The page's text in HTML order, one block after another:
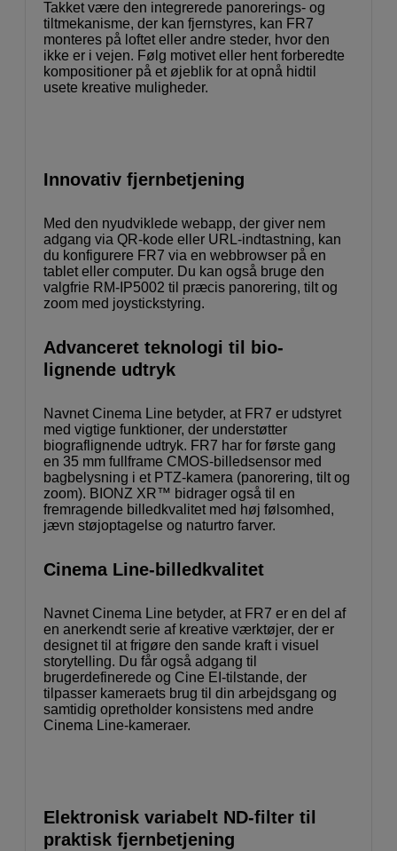
Takket være den integrerede panorerings- og
tiltmekanisme, der kan fjernstyres, kan FR7
monteres på loftet eller andre steder, hvor den
ikke er i vejen. Følg motivet eller hent forberedte
kompositioner på et øjeblik for at opnå hidtil
usete kreative muligheder.
Innovativ fjernbetjening
Med den nyudviklede webapp, der giver nem
adgang via QR-kode eller URL-indtastning, kan
du konfigurere FR7 via en webbrowser på en
tablet eller computer. Du kan også bruge den
valgfrie RM-IP5002 til præcis panorering, tilt og
zoom med joystickstyring.
Advanceret teknologi til bio-
lignende udtryk
Navnet Cinema Line betyder, at FR7 er udstyret
med vigtige funktioner, der understøtter
biograflignende udtryk. FR7 har for første gang
en 35 mm fullframe CMOS-billedsensor med
bagbelysning i et PTZ-kamera (panorering, tilt og
zoom). BIONZ XR™ bidrager også til en
fremragende billedkvalitet med høj følsomhed,
jævn støjoptagelse og naturtro farver.
Cinema Line-billedkvalitet
Navnet Cinema Line betyder, at FR7 er en del af
en anerkendt serie af kreative værktøjer, der er
designet til at frigøre den sande kraft i visuel
storytelling. Du får også adgang til
brugerdefinerede og Cine EI-tilstande, der
tilpasser kameraets brug til din arbejdsgang og
samtidig opretholder konsistens med andre
Cinema Line-kameraer.
Elektronisk variabelt ND-filter til
praktisk fjernbetjening